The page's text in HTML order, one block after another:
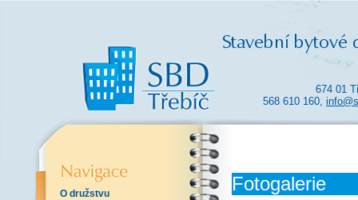
674 01
568 610 160,
O družstvu Fotogalerie